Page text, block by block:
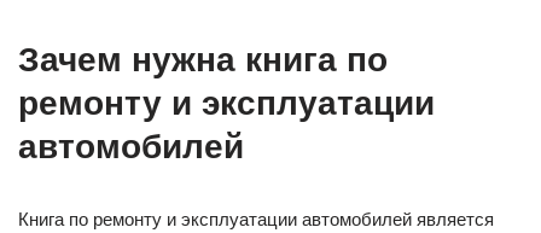
Зачем нужна книга по
ремонту и эксплуатации
автомобилей
Книга по ремонту и эксплуатации автомобилей является